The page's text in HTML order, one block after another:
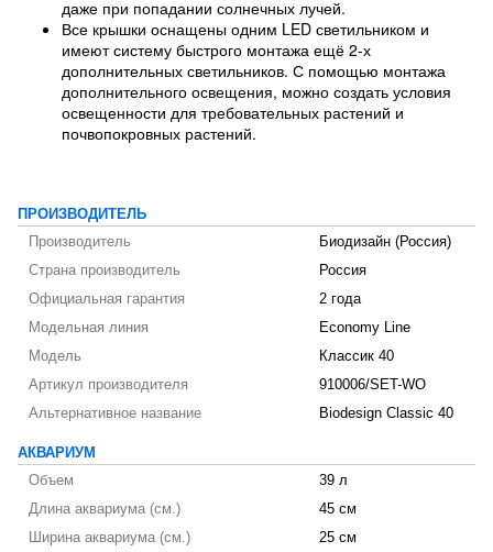
даже при попадании солнечных лучей.
Все крышки оснащены одним LED светильником и
имеют систему быстрого монтажа ещё 2-х
дополнительных светильников. С помощью монтажа
дополнительного освещения, можно создать условия
освещенности для требовательных растений и
почвопокровных растений.
ПРОИЗВОДИТЕЛЬ
Производитель
Биодизайн (Россия)
Страна производитель
Россия
Официальная гарантия
2 года
Модельная линия
Economy Line
Модель
Классик 40
Артикул производителя
910006/SET-WO
Альтернативное название
Biodesign Classic 40
АКВАРИУМ
Объем
39 л
Длина аквариума (см.)
45 см
Ширина аквариума (см.)
25 см